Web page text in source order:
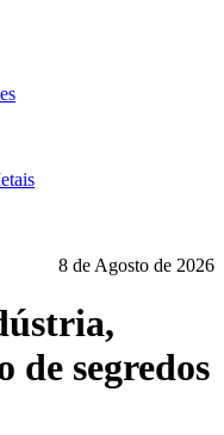
8 de Agosto de 2026
de segredos